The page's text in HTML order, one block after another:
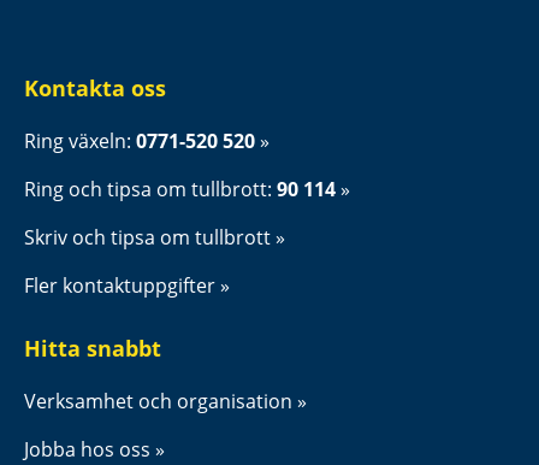
Kontakta oss
Ring växeln: 0771-520 520
Ring och tipsa om tullbrott: 90 114
Skriv och tipsa om tullbrott
Fler kontaktuppgifter
Hitta snabbt
Verksamhet och organisation
Jobba hos oss